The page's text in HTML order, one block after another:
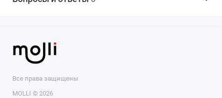
Все права защищены
MOLLI © 2026